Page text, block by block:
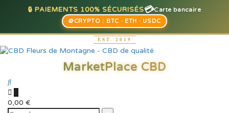
🔒 PAIEMENTS 100% SÉCURISÉS💳Carte bancaire
🪙CRYPTO : BTC · ETH · USDC
0
0,00 €